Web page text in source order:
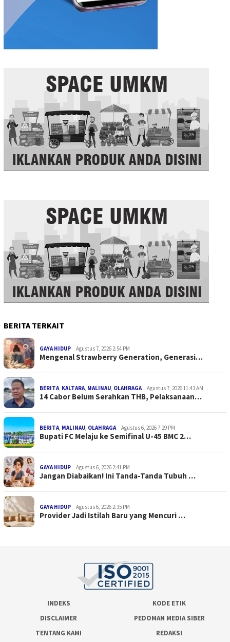
BERITA TERKAIT
GAYA HIDUP Agustus 7, 2026 2:54 PM
Mengenal Strawberry Generation, Generasi…
BERITA, KALTARA, MALINAU, OLAHRAGA Agustus 7, 2026 11:43 AM
14 Cabor Belum Serahkan THB, Pelaksanaan…
BERITA, MALINAU, OLAHRAGA Agustus 6, 2026 7:29 PM
Bupati FC Melaju ke Semifinal U-45 BMC 2…
GAYA HIDUP Agustus 6, 2026 2:41 PM
Jangan Diabaikan! Ini Tanda-Tanda Tubuh …
GAYA HIDUP Agustus 6, 2026 2:35 PM
Provider Jadi Istilah Baru yang Mencuri …
INDEKS
KODE ETIK
DISCLAIMER
PEDOMAN MEDIA SIBER
TENTANG KAMI
REDAKSI